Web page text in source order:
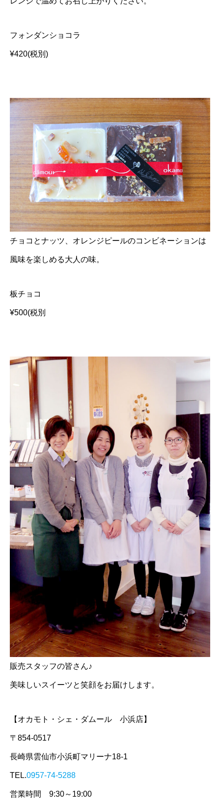
フォンダンショコラ
¥420(税別)
チョコとナッツ、オレンジピールのコンビネーションは
風味を楽しめる大人の味。
板チョコ
¥500(税別
販売スタッフの皆さん♪
美味しいスイーツと笑顔をお届けします。
【オカモト・シェ・ダムール 小浜店】
〒854-0517
長崎県雲仙市小浜町マリーナ18-1
TEL.0957-74-5288
営業時間 9:30～19:00